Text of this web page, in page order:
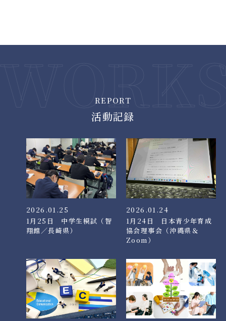
REPORT
活動記録
2026.01.25
1月25日 中学生模試（智
翔館／長崎県）
2026.01.24
1月24日 日本青少年育成
協会理事会（沖縄県＆
Zoom）